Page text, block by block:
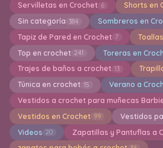
Servilletas en Crochet 6 Shorts en
Sin categoría 384 Sombreros en
Tapiz de Pared en Crochet 7
Top en crochet 241 Toreras en
Trajes de baños a crochet 13
Túnica en crochet 15 Verano a
Vestidos a crochet para muñecas
Vestidos en Crochet 99 Vestidos
Videos 20 Zapatillas y Pantuflas a